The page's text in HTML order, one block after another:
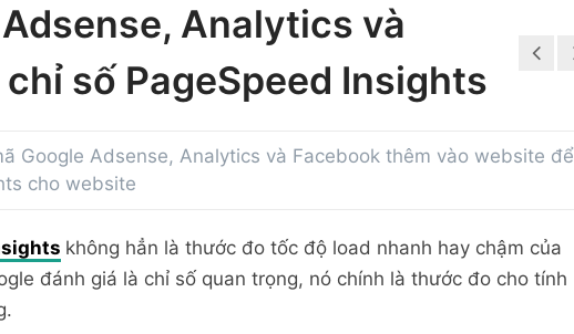
Analytics và
số PageSpeed Insights
Google Adsense, Analytics và Facebook thêm vào website để
cho website
không hẳn là thước đo tốc độ load nhanh hay chậm của
đánh giá là chỉ số quan trọng, nó chính là thước đo cho tính